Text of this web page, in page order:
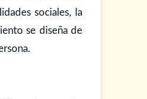
sociales, la
se diseña de